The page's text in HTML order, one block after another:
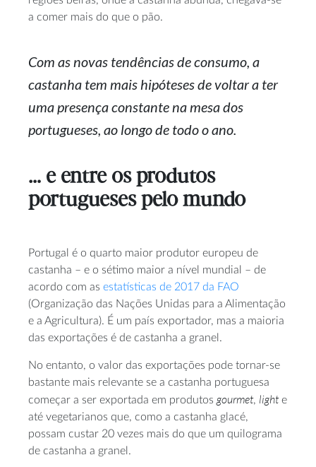
a comer mais do que o pão.
Com as novas tendências de consumo, a
castanha tem mais hipóteses de voltar a ter
uma presença constante na mesa dos
portugueses, ao longo de todo o ano.
… e entre os produtos
portugueses pelo mundo
Portugal é o quarto maior produtor europeu de
castanha – e o sétimo maior a nível mundial – de
acordo com as estatísticas de 2017 da FAO
(Organização das Nações Unidas para a Alimentação
e a Agricultura). É um país exportador, mas a maioria
das exportações é de castanha a granel.
No entanto, o valor das exportações pode tornar-se
bastante mais relevante se a castanha portuguesa
começar a ser exportada em produtosgourmet, lighte
até vegetarianos que, como a castanha glacé,
possam custar 20 vezes mais do que um quilograma
de castanha a granel.